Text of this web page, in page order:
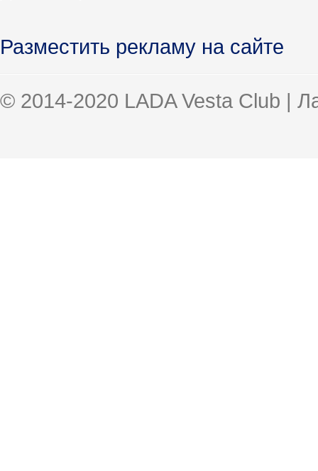
Разместить рекламу на сайте
© 2014-2020 LADA Vesta Club |